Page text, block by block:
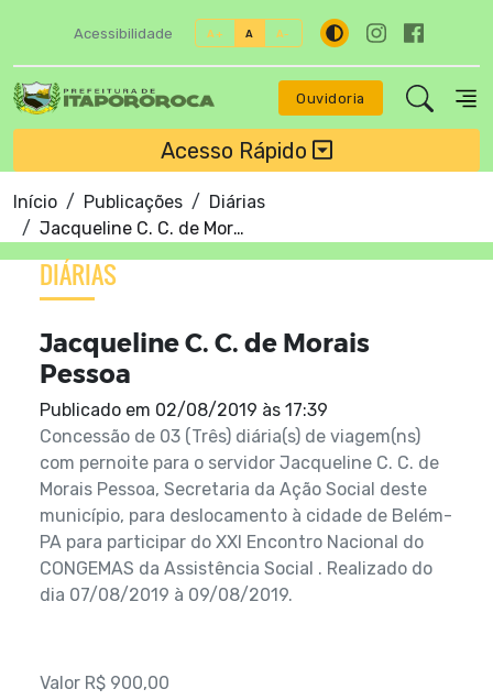
Acessibilidade A+ A A-
Ouvidoria
Acesso Rápido
Início Publicações
Diárias
Jacqueline C. C. de Morais Pessoa
DIÁRIAS
Jacqueline C. C. de Morais
Pessoa
Publicado em 02/08/2019 às 17:39
Concessão de 03 (Três) diária(s) de viagem(ns)
com pernoite para o servidor Jacqueline C. C. de
Morais Pessoa, Secretaria da Ação Social deste
município, para deslocamento à cidade de Belém-
PA para participar do XXI Encontro Nacional do
CONGEMAS da Assistência Social . Realizado do
dia 07/08/2019 à 09/08/2019.
Valor R$ 900,00